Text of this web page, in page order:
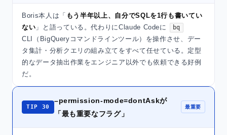
Boris本人は「 もう半年以上、自分でSQLを1行も書いてい
ない 」と語っている。代わりにClaude Codeに bq
CLI（BigQueryコマンドラインツール）を操作させ、デー
タ集計・分析クエリの組み立てをすべて任せている。定型
的なデータ抽出作業をエンジニア以外でも依頼できる好例
だ。
TIP 30
–permission-mode=dontAskが
「最も重要なフラグ」
最重要